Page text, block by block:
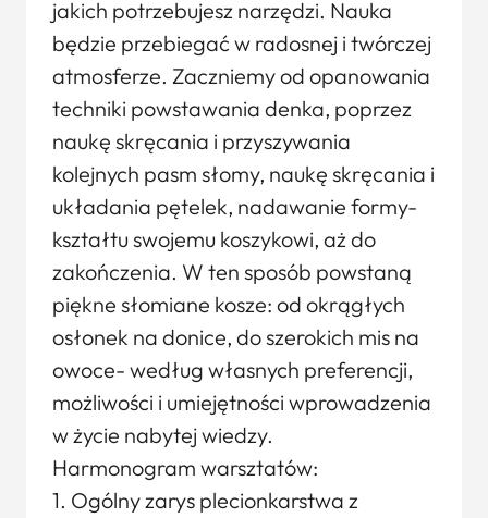
jakich potrzebujesz narzędzi. Nauka
będzie przebiegać w radosnej i twórczej
atmosferze. Zaczniemy od opanowania
techniki powstawania denka, poprzez
naukę skręcania i przyszywania
kolejnych pasm słomy, naukę skręcania i
układania pętelek, nadawanie formy-
kształtu swojemu koszykowi, aż do
zakończenia. W ten sposób powstaną
piękne słomiane kosze: od okrągłych
osłonek na donice, do szerokich mis na
owoce- według własnych preferencji,
możliwości i umiejętności wprowadzenia
w życie nabytej wiedzy.
Harmonogram warsztatów:
1. Ogólny zarys plecionkarstwa z